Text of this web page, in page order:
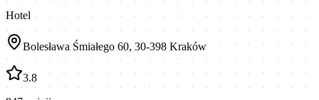
Hotel
Bolesława Śmiałego 60, 30-398 Kraków
3.8